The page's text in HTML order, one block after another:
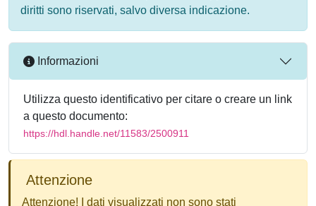
diritti sono riservati, salvo diversa indicazione.
Informazioni
Utilizza questo identificativo per citare o creare un link
a questo documento:
https://hdl.handle.net/11583/2500911
Attenzione
Attenzione! I dati visualizzati non sono stati